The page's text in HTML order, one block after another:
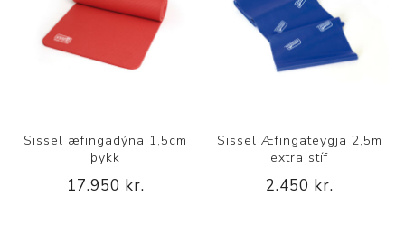
Sissel æfingadýna 1,5cm
þykk
17.950 kr.
Sissel Æfingateygja 2,5m
extra stíf
2.450 kr.